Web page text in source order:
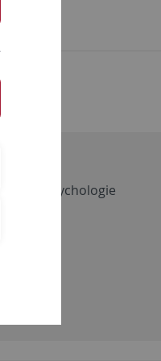
Psychologie